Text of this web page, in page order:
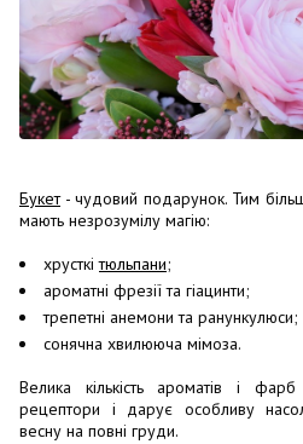
Букет- чудовий подарунок. Тим
мають незрозумілу магію:
хрусткітюльпани;
ароматні фрезії та гіацинти;
трепетні анемони та ранункулюси;
сонячна хвилююча мімоза.
Велика кількість ароматів і фарб
рецептори і дарує особливу
весну на повні груди.